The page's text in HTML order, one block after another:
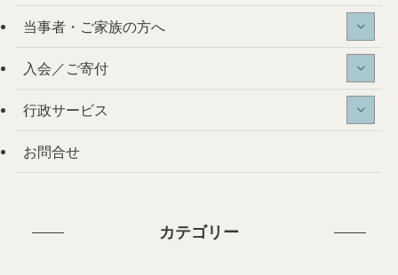
当事者・ご家族の方へ
入会／ご寄付
行政サービス
お問合せ
カテゴリー